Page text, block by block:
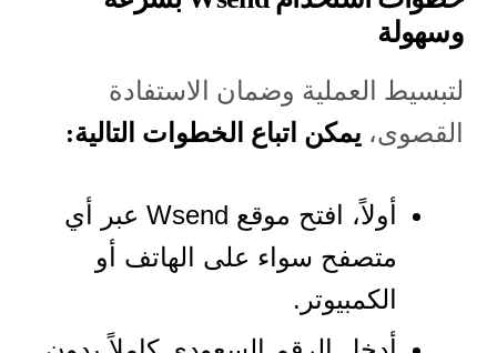
وسهولة
لتبسيط العملية وضمان الاستفادة
القصوى، يمكن اتباع الخطوات التالية:
أولاً، افتح موقع Wsend عبر أي
متصفح سواء على الهاتف أو
الكمبيوتر.